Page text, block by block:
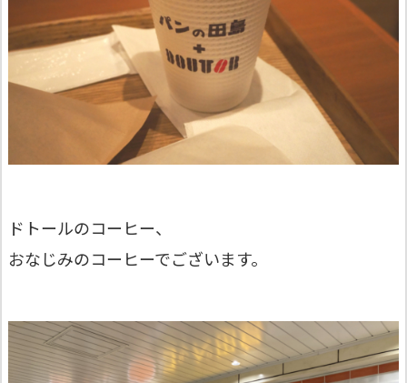
ドトールのコーヒー、
おなじみのコーヒーでございます。